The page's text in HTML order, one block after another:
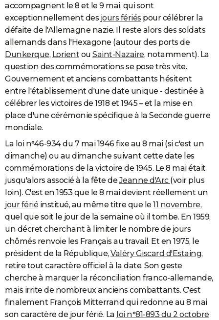
accompagnent le 8 et le 9 mai, qui sont
exceptionnellement des jours fériés pour célébrer la
défaite de l'Allemagne nazie. Il reste alors des soldats
allemands dans l'Hexagone (autour des ports de
Dunkerque, Lorient ou Saint-Nazaire, notamment). La
question des commémorations se pose très vite.
Gouvernement et anciens combattants hésitent
entre l'établissement d'une date unique - destinée à
célébrer les victoires de 1918 et 1945 – et la mise en
place d'une cérémonie spécifique à la Seconde guerre
mondiale.
La loi n°46-934 du 7 mai 1946 fixe au 8 mai (si c'est un
dimanche) ou au dimanche suivant cette date les
commémorations de la victoire de 1945. Le 8 mai était
jusqu'alors associé à la fête deJeanne d'Arc (voir plus
loin). C'est en 1953 que le 8 mai devient réellement un
jour férié institué, au même titre que le 11 novembre,
quel que soit le jour de la semaine où il tombe. En 1959,
un décret cherchant à limiter le nombre de jours
chômés renvoie les Français au travail. Et en 1975, le
président de la République, Valéry Giscard d'Estaing,
retire tout caractère officiel à la date. Son geste
cherche à marquer la réconciliation franco-allemande,
mais irrite de nombreux anciens combattants. C'est
finalement François Mitterrand qui redonne au 8 mai
son caractère de jour férié. La loi n°81-893 du 2 octobre